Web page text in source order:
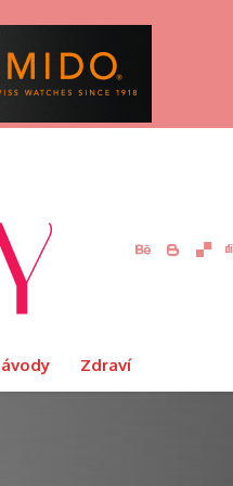
Zdraví